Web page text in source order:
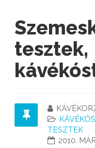
tesztek,
TESZTEK
2010.